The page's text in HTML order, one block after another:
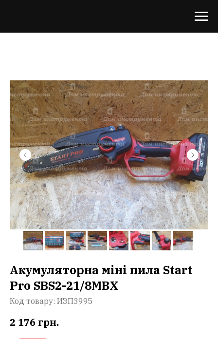
Акумуляторна міні пила Start
Pro SBS2-21/8MBX
Код товару: ИЭП3995
2 176 грн.